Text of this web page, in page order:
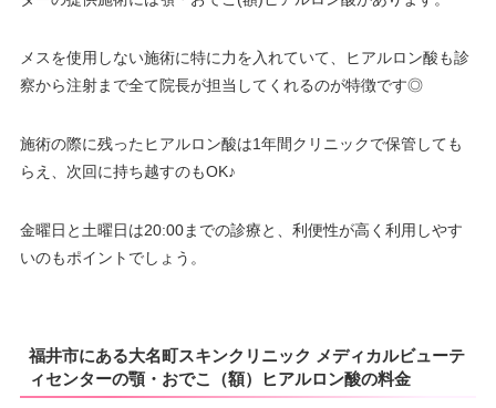
メスを使用しない施術に特に力を入れていて、ヒアルロン酸も診
察から注射まで全て院長が担当してくれるのが特徴です◎
施術の際に残ったヒアルロン酸は1年間クリニックで保管しても
らえ、次回に持ち越すのもOK♪
金曜日と土曜日は20:00までの診療と、利便性が高く利用しやす
いのもポイントでしょう。
福井市にある大名町スキンクリニック メディカルビューテ
ィセンターの顎・おでこ（額）ヒアルロン酸の料金